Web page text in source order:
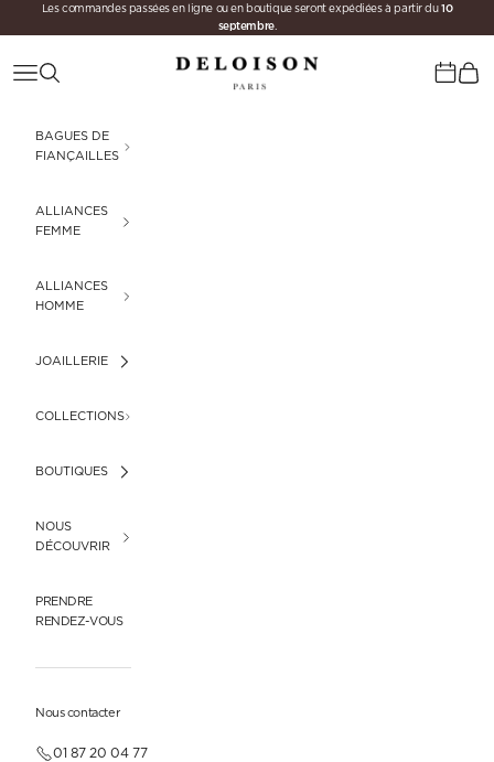
Passer au contenu
Les commandes passées en ligne ou en boutique seront expédiées à partir du10
septembre.
Deloison Paris
MenuRecherche
BAGUES DE
FIANÇAILLES
ALLIANCES
FEMME
ALLIANCES
HOMME
JOAILLERIE
COLLECTIONS
BOUTIQUES
NOUS
DÉCOUVRIR
PRENDRE
RENDEZ-VOUS
Nous contacter
01 87 20 04 77